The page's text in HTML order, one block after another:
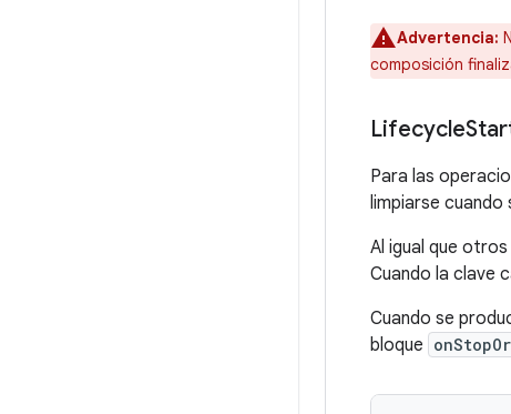
Advertencia:
composición
Lifecycle
Para las
limpiarse cuando
Al igual que
Cuando la clave
Cuando se
bloque